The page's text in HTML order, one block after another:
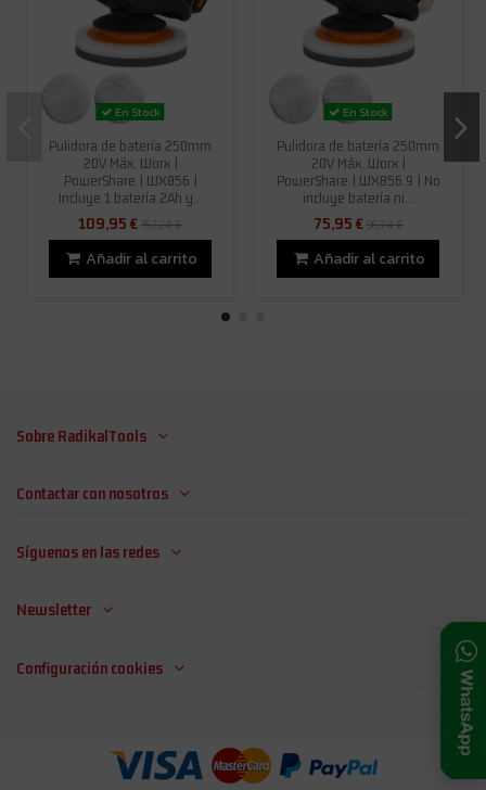
En Stock
Pulidora de batería 250mm
20V Máx. Worx |
PowerShare | WX856 |
Incluye 1 batería 2Ah y...
109,95 €157,24 €
Añadir al carrito
En Stock
Pulidora de batería 250mm
20V Máx. Worx |
PowerShare | WX856.9 | No
incluye batería ni...
75,95 €96,74 €
Añadir al carrito
Sobre RadikalTools
Contactar con nosotros
Síguenos en las redes
Newsletter
Configuración cookies